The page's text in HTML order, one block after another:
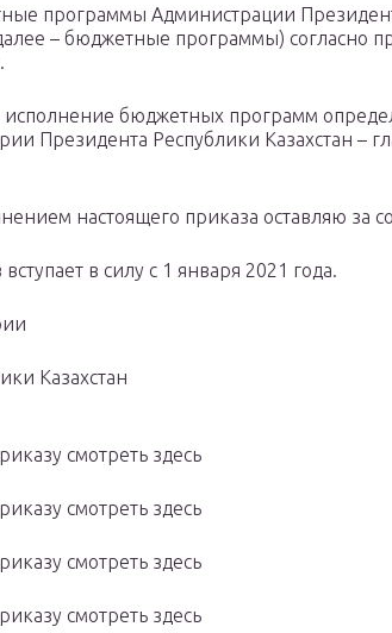
программы Администрации
– бюджетные программы) согласно
бюджетных программ
Президента Республики Казахстан –
настоящего приказа оставляю за
в силу с 1 января 2021 года.
Республики
смотреть здесь
смотреть здесь
смотреть здесь
смотреть здесь